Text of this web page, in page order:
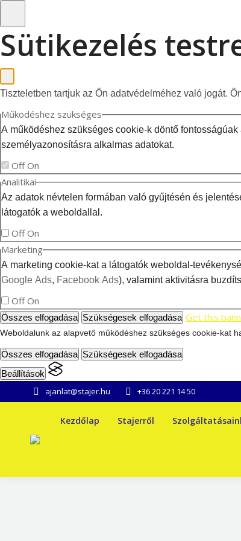
Sütikezelés
Tiszteletben tartjuk az Ön adatvédelméhez való jogát.
Működéshez szükséges
A működéshez szükséges cookie-k döntő
személyazonosításra alkalmas adatokat.
Off On
Analitikai
Az adatok névtelen formában való gyűjtésén és
látogatók a weboldallal.
Off On
Marketing
A marketing cookie-kat a látogatók weboldal-
Google Ads, Facebook Ads), valamint aktivitásra
Off On
Összes elfogadása Szükségesek elfogadása Get this
Weboldalunk az alapvető működéshez szükséges cookie-kat
Összes elfogadása Szükségesek elfogadása
Beállítások
ajanlat@stajer.hu +36 20 221 14 50
Kezdőlap Stajerről